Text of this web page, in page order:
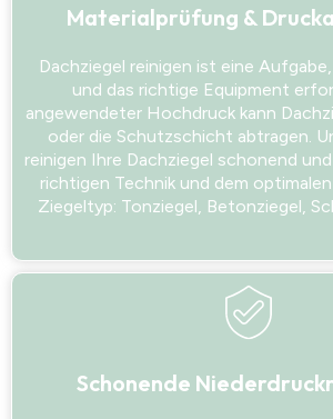
Materialprüfung &
Dachziegel reinigen ist eine
und das richtige Equipment
angewendeter Hochdruck kann
oder die Schutzschicht abtragen.
reinigen Ihre Dachziegel schonend
richtigen Technik und dem
Ziegeltyp: Tonziegel, Betonziegel,
Schonende